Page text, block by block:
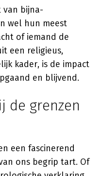
van bijna-
wel hun meest
of iemand de
een religieus,
kader, is de impact
en blijvend.
de grenzen
een fascinerend
ons begrip tart. Of